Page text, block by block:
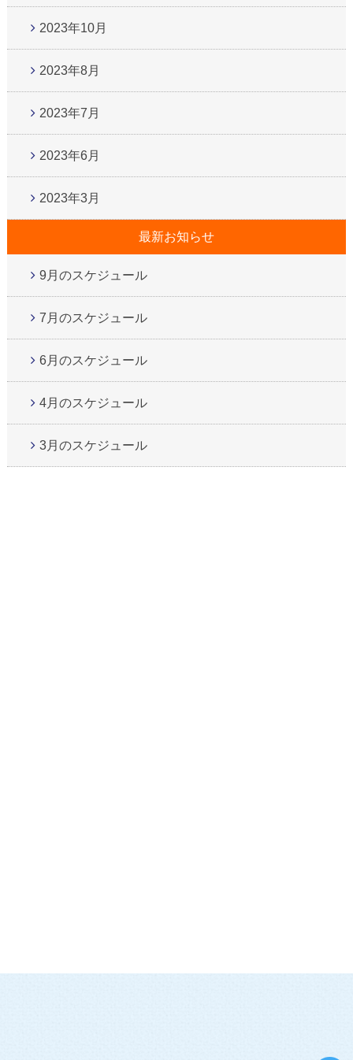
2023年10月
2023年8月
2023年7月
2023年6月
2023年3月
最新お知らせ
9月のスケジュール
7月のスケジュール
6月のスケジュール
4月のスケジュール
3月のスケジュール